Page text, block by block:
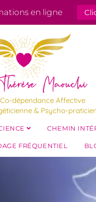
en ligne
dépendance Affective
& Psycho-
CHEMIN
FRÉQUENTIEL